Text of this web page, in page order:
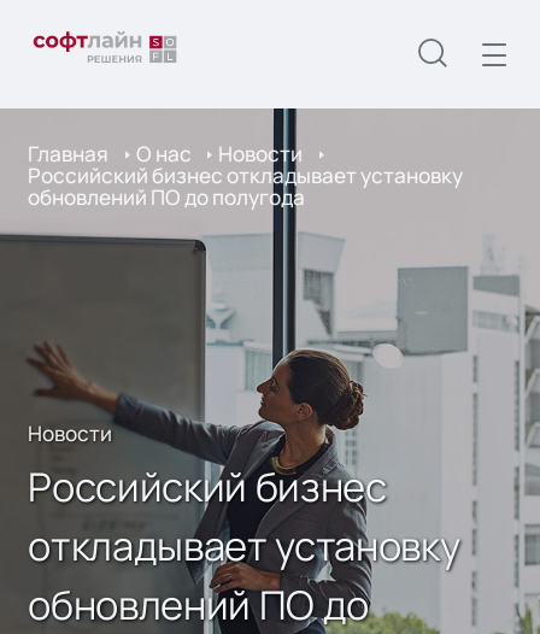
Главная О нас Новости
Российский бизнес откладывает установку
обновлений ПО до полугода
Новости
Российский бизнес
откладывает установку
обновлений ПО до